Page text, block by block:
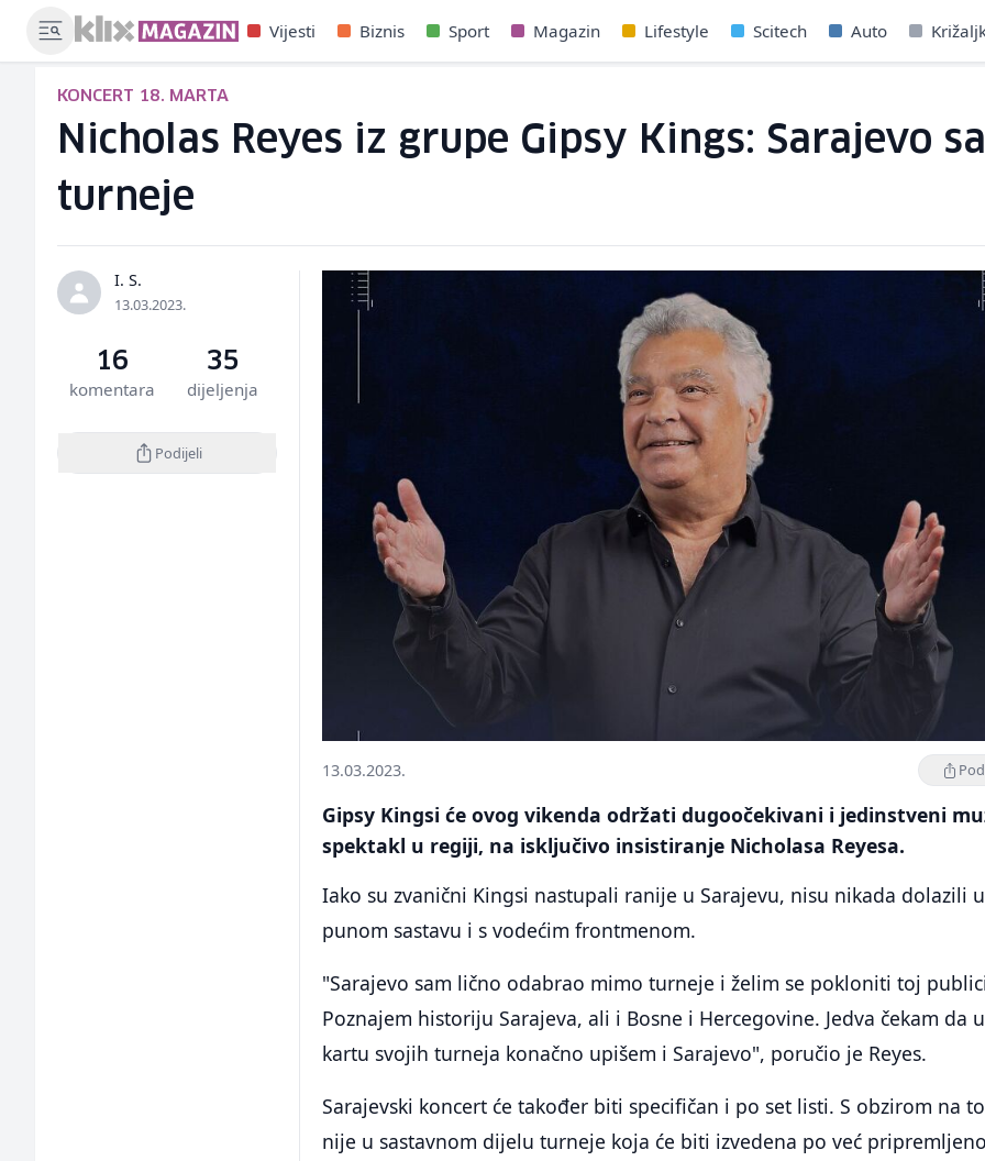
Vijesti Biznis Sport Magazin Lifestyle Scitech Auto
KONCERT 18. MARTA
Nicholas Reyes iz grupe Gipsy Kings: Sarajevo
turneje
I. S.
13.03.2023.
16
komentara
35
dijeljenja
Podijeli
13.03.2023.
Gipsy Kingsi će ovog vikenda održati dugoočekivani i jedinstveni
spektakl u regiji, na isključivo insistiranje Nicholasa Reyesa.
Iako su zvanični Kingsi nastupali ranije u Sarajevu, nisu nikada dolazili u
punom sastavu i s vodećim frontmenom.
"Sarajevo sam lično odabrao mimo turneje i želim se pokloniti toj
Poznajem historiju Sarajeva, ali i Bosne i Hercegovine. Jedva čekam da u
kartu svojih turneja konačno upišem i Sarajevo", poručio je Reyes.
Sarajevski koncert će također biti specifičan i po set listi. S obzirom na
nije u sastavnom dijelu turneje koja će biti izvedena po već